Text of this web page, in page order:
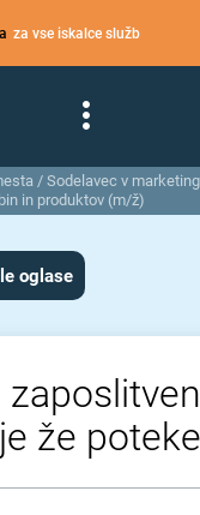
za vse iskalce služb
/ Sodelavec v
in produktov (m/ž)
oglase
je že